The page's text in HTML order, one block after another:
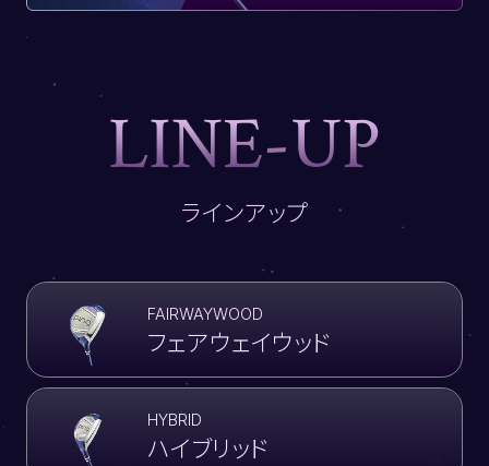
LINE-UP
ラインアップ
FAIRWAYWOOD
フェアウェイウッド
HYBRID
ハイブリッド